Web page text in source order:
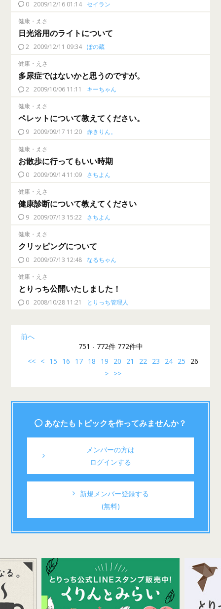
0 2009/12/16 01:14 セイラン
健康・えさ
日光浴用のライトについて
2 2009/12/11 09:34 ぽの蔵
健康・えさ
多尿症ではないかと思うのですが。
2 2009/10/06 11:11 キーちゃん
健康・えさ
ペレットについて教えてください。
9 2009/09/17 11:20 赤きりん。
健康・えさ
お散歩に行ってもいい時期
0 2009/09/14 11:09 さちよん
健康・えさ
健康診断について教えてください
9 2009/07/13 15:22 さちよん
健康・えさ
クリッピングについて
0 2009/07/13 12:48 なるちゃん
健康・えさ
とりっち公開いたしました！
0 2008/10/28 11:21 とりっち管理人
前へ
751 - 772件 772件中
<< < 15 16 17 18 19 20 21 22 23 24 25
26
> >>
あなたもトピックを作ってみませんか？
メンバーの方は
ログインする
新規メンバー登録する
(無料)